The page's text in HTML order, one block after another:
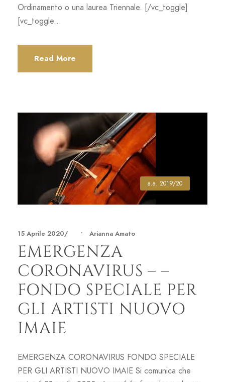
Ordinamento o una laurea Triennale. [/vc_toggle]
[vc_toggle...
Read More
a.a. 2019/20
15 Aprile 2020 • Arianna Amato
EMERGENZA
CORONAVIRUS – –
FONDO SPECIALE PER
GLI ARTISTI NUOVO
IMAIE
EMERGENZA CORONAVIRUS FONDO SPECIALE
PER GLI ARTISTI NUOVO IMAIE Si comunica che